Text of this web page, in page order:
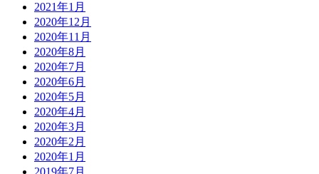
2021年1月
2020年12月
2020年11月
2020年8月
2020年7月
2020年6月
2020年5月
2020年4月
2020年3月
2020年2月
2020年1月